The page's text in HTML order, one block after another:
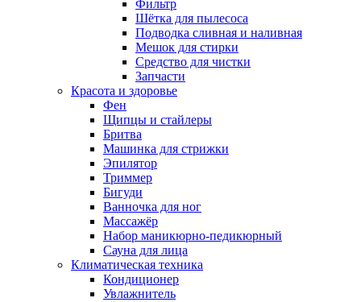
Фильтр
Шётка для пылесоса
Подводка сливная и наливная
Мешок для стирки
Средство для чистки
Запчасти
Красота и здоровье
Фен
Щипцы и стайлеры
Бритва
Машинка для стрижки
Эпилятор
Триммер
Бигуди
Ванночка для ног
Массажёр
Набор маникюрно-педикюрный
Сауна для лица
Климатическая техника
Кондиционер
Увлажнитель